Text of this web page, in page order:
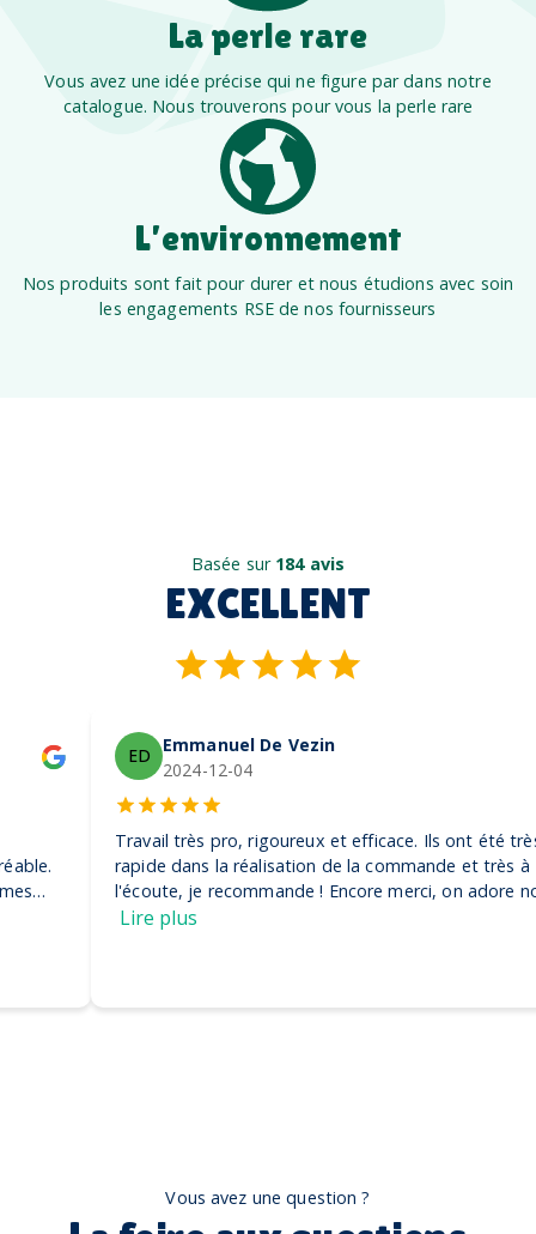
La perle rare
Vous avez une idée précise qui ne figure par dans notre
catalogue. Nous trouverons pour vous la perle rare
L’environnement
Nos produits sont fait pour durer et nous étudions avec soin
les engagements RSE de nos fournisseurs
Basée sur 184 avis
EXCELLENT
ED
Emmanuel De Vezin
2024-12-04
Travail très pro, rigoureux et efficace. Ils ont été très
rapide dans la réalisation de la commande et très à
l'écoute, je recommande ! Encore merci, on adore nos
casquettes
Lire plus
Vous avez une question ?